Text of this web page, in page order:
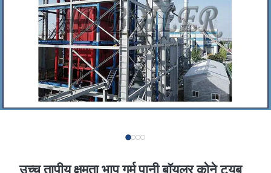
उच्च तापीय क्षमता भाप गर्म पानी बॉयलर कोने ट्यूब